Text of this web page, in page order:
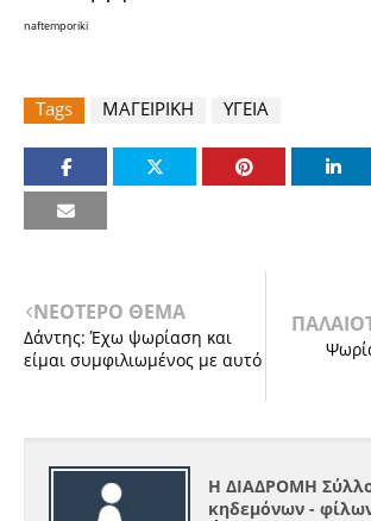
naftemporiki
Tags ΜΑΓΕΙΡΙΚΗ ΥΓΕΙΑ
ΝΕΟΤΕΡΟ ΘΕΜΑ
Δάντης: Έχω ψωρίαση και
είμαι συμφιλιωμένος με αυτό
Η ΔΙΑΔΡΟΜΗ
κηδεμόνων -